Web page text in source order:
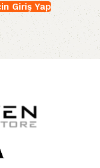
Giriş Yap